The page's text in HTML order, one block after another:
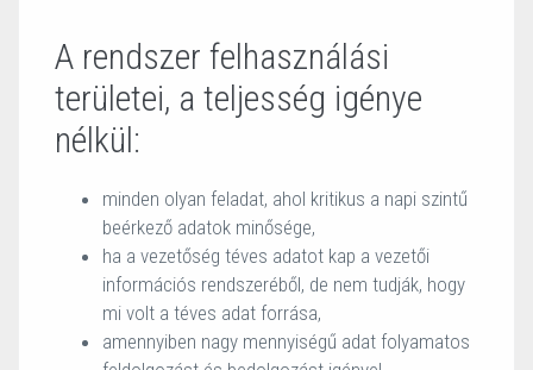
A rendszer felhasználási
területei, a teljesség igénye
nélkül:
minden olyan feladat, ahol kritikus a napi szintű
beérkező adatok minősége,
ha a vezetőség téves adatot kap a vezetői
információs rendszeréből, de nem tudják, hogy
mi volt a téves adat forrása,
amennyiben nagy mennyiségű adat folyamatos